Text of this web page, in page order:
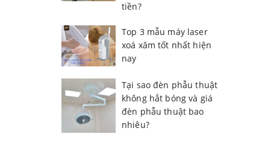
tiền?
Top 3 mẫu máy laser
xoá xăm tốt nhất hiện
nay
Tại sao đèn phẫu thuật
không hắt bóng và giá
đèn phẫu thuật bao
nhiêu?